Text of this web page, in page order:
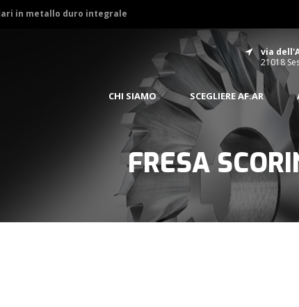
in metallo duro integrale
via
21018
CHI SIAMO SCEGLIERE AF.AR
FRESA